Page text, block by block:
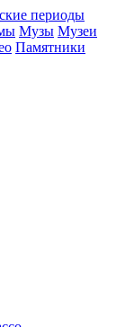
периоды
Музы Музеи
Памятники